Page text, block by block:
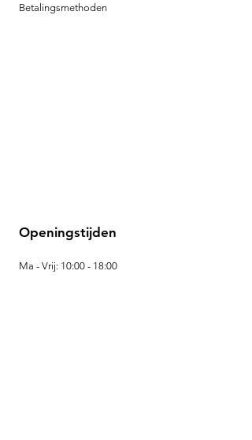
Betalingsmethoden
Openingstijden
Ma - Vrij: 10:00 - 18:00